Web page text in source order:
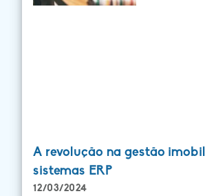
A revolução na gestão
sistemas ERP
12/03/2024